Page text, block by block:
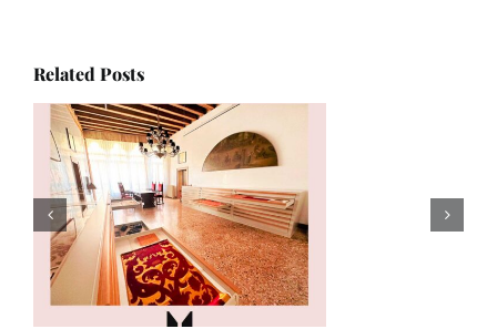
Related Posts